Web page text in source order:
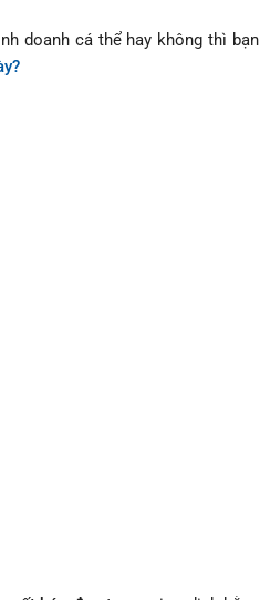
doanh cá thể hay không thì bạn